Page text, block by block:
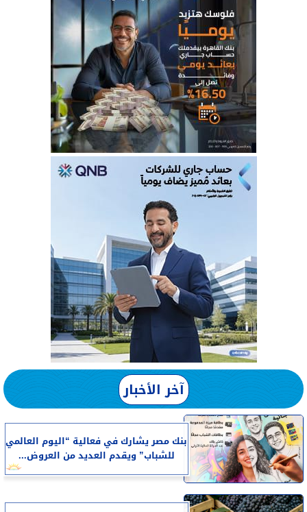
آخر الأخبار
بنك مصر يشارك في فعالية “اليوم العالمي
للشباب” ويقدم العديد من العروض...